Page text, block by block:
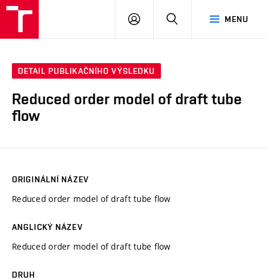
MENU
PŘIHLÁSIT
DETAIL PUBLIKAČNÍHO VÝSLEDKU
Reduced order model of draft tube
flow
ORIGINÁLNÍ NÁZEV
Reduced order model of draft tube flow
ANGLICKÝ NÁZEV
Reduced order model of draft tube flow
DRUH